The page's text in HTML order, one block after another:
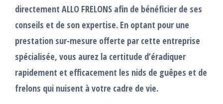
directement ALLO FRELONS afin de bénéficier de ses
conseils et de son expertise. En optant pour une
prestation sur-mesure offerte par cette entreprise
spécialisée, vous aurez la certitude d’éradiquer
rapidement et efficacement les nids de guêpes et de
frelons qui nuisent à votre cadre de vie.